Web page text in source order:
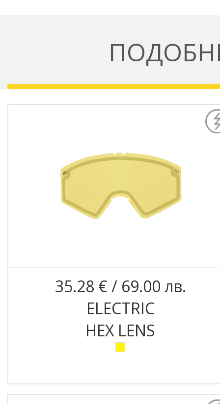
35.28 € / 69.00 лв.
ELECTRIC
HEX LENS